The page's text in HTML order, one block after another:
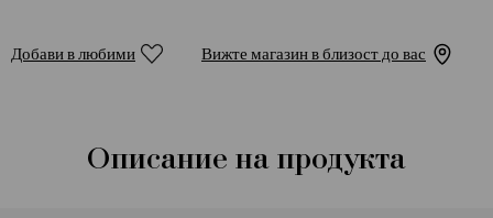
Добави в любими Вижте магазин в близост до вас
Описание на продукта